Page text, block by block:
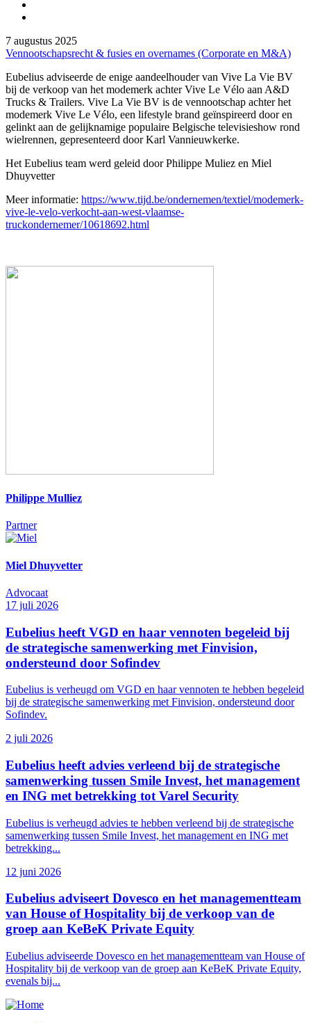
7 augustus 2025
Vennootschapsrecht & fusies en overnames (Corporate en M&A)
Eubelius adviseerde de enige aandeelhouder van Vive La Vie BV
bij de verkoop van het modemerk achter Vive Le Vélo aan A&D
Trucks & Trailers. Vive La Vie BV is de vennootschap achter het
modemerk Vive Le Vélo, een lifestyle brand geïnspireerd door en
gelinkt aan de gelijknamige populaire Belgische televisieshow rond
wielrennen, gepresenteerd door Karl Vannieuwkerke.
Het Eubelius team werd geleid door Philippe Muliez en Miel
Dhuyvetter
Meer informatie: https://www.tijd.be/ondernemen/textiel/modemerk-
vive-le-velo-verkocht-aan-west-vlaamse-
truckondernemer/10618692.html
Philippe Mulliez
Partner
Miel Dhuyvetter
Advocaat
17 juli 2026
Eubelius heeft VGD en haar vennoten begeleid bij
de strategische samenwerking met Finvision,
ondersteund door Sofindev
Eubelius is verheugd om VGD en haar vennoten te hebben begeleid
bij de strategische samenwerking met Finvision, ondersteund door
Sofindev.
2 juli 2026
Eubelius heeft advies verleend bij de strategische
samenwerking tussen Smile Invest, het management
en ING met betrekking tot Varel Security
Eubelius is verheugd advies te hebben verleend bij de strategische
samenwerking tussen Smile Invest, het management en ING met
betrekking...
12 juni 2026
Eubelius adviseert Dovesco en het managementteam
van House of Hospitality bij de verkoop van de
groep aan KeBeK Private Equity
Eubelius adviseerde Dovesco en het managementteam van House of
Hospitality bij de verkoop van de groep aan KeBeK Private Equity,
evenals bij...